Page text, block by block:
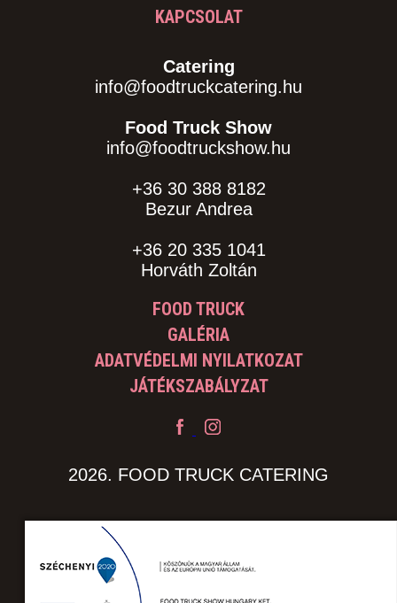
KAPCSOLAT
Catering
info@foodtruckcatering.hu
Food Truck Show
info@foodtruckshow.hu
+36 30 388 8182
Bezur Andrea
+36 20 335 1041
Horváth Zoltán
FOOD TRUCK
GALÉRIA
ADATVÉDELMI NYILATKOZAT
JÁTÉKSZABÁLYZAT
2026. FOOD TRUCK CATERING